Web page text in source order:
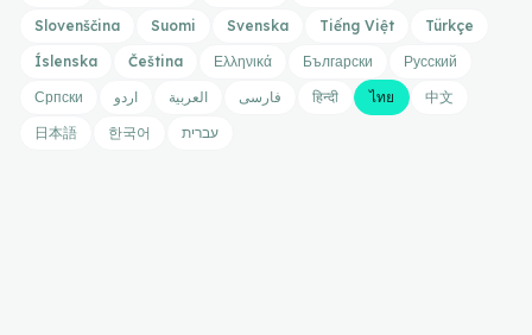
Slovenščina
Suomi Svenska Tiếng Việt
Türkçe
Íslenska
Čeština Ελληνικά Български
Русский
Српски
اردو العربية فارسی हिन्दी ไทย
中文
日本語
한국어 עברית